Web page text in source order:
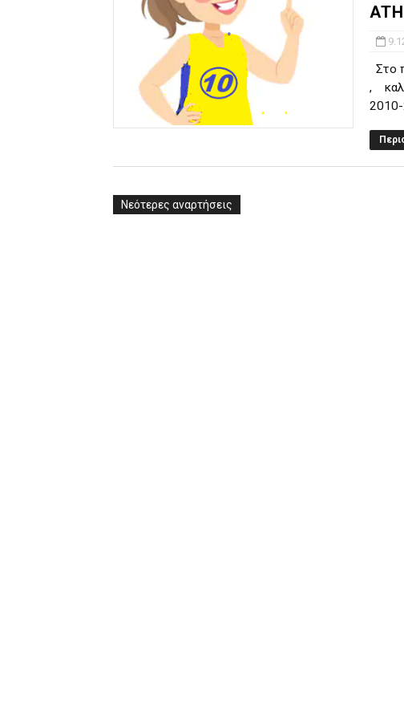
Στο
,
2010-
Νεότερες αναρτήσεις